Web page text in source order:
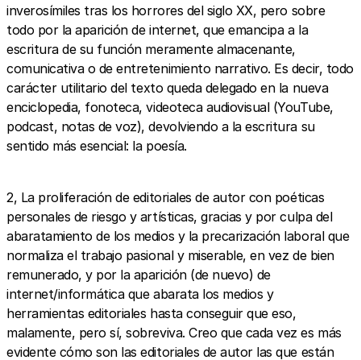
inverosímiles tras los horrores del siglo XX, pero sobre
todo por la aparición de internet, que emancipa a la
escritura de su función meramente almacenante,
comunicativa o de entretenimiento narrativo. Es decir, todo
carácter utilitario del texto queda delegado en la nueva
enciclopedia, fonoteca, videoteca audiovisual (YouTube,
podcast, notas de voz), devolviendo a la escritura su
sentido más esencial: la poesía.
2, La proliferación de editoriales de autor con poéticas
personales de riesgo y artísticas, gracias y por culpa del
abaratamiento de los medios y la precarización laboral que
normaliza el trabajo pasional y miserable, en vez de bien
remunerado, y por la aparición (de nuevo) de
internet/informática que abarata los medios y
herramientas editoriales hasta conseguir que eso,
malamente, pero sí, sobreviva. Creo que cada vez es más
evidente cómo son las editoriales de autor las que están